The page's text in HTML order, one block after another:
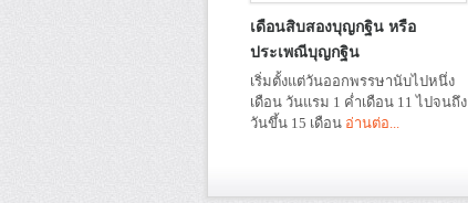
เดือนสิบสองบุญกฐิน หรือ
ประเพณีบุญกฐิน
เริ่มตั้งแต่วันออกพรรษานับไปหนึ่ง
เดือน วันแรม 1 ค่ำเดือน 11 ไปจนถึง
วันขึ้น 15 เดือน อ่านต่อ...